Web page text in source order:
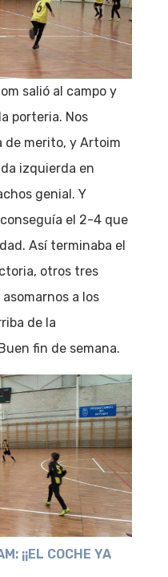
salió al campo y
porteria. Nos
de merito, y Artoim
izquierda en
genial. Y
el 2-4 que
Así terminaba el
otros tres
a los
de la
fin de semana.
¡¡EL COCHE YA